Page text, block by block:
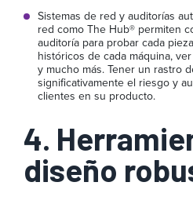
Sistemas de red y auditorías
red como The Hub® permiten
auditoría para probar cada
históricos de cada máquina,
y mucho más. Tener un rastro
significativamente el riesgo y
clientes en su producto.
4.
diseño